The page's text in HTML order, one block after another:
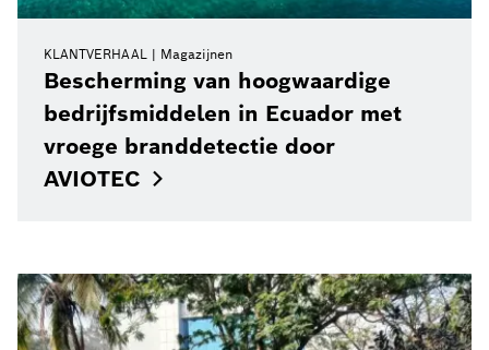
KLANTVERHAAL Magazijnen
Bescherming van hoogwaardige
bedrijfsmiddelen in Ecuador met
vroege branddetectie door
AVIOTEC